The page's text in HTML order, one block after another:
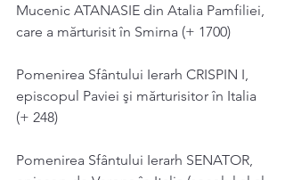
Mucenic ATANASIE din Atalia Pamfiliei,
care a mărturisit în Smirna (+ 1700)
Pomenirea Sfântului Ierarh CRISPIN I,
episcopul Paviei şi mărturisitor în Italia
(+ 248)
Pomenirea Sfântului Ierarh SENATOR,